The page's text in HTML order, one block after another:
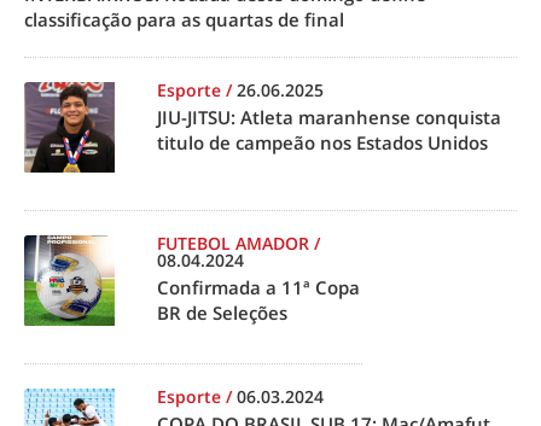
classificação para as quartas de final
Esporte /26.06.2025
JIU-JITSU: Atleta maranhense conquista
titulo de campeão nos Estados Unidos
FUTEBOL AMADOR /
08.04.2024
Confirmada a 11ª Copa
BR de Seleções
Esporte /06.03.2024